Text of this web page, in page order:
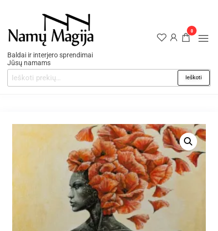
Baldai ir interjero sprendimai
Jūsų namams
Ieškoti
0